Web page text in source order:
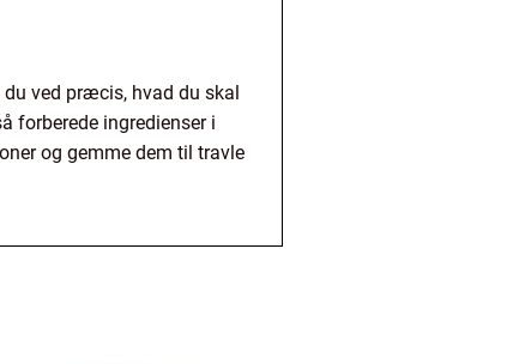
ved præcis, hvad du skal
forberede ingredienser i
og gemme dem til travle